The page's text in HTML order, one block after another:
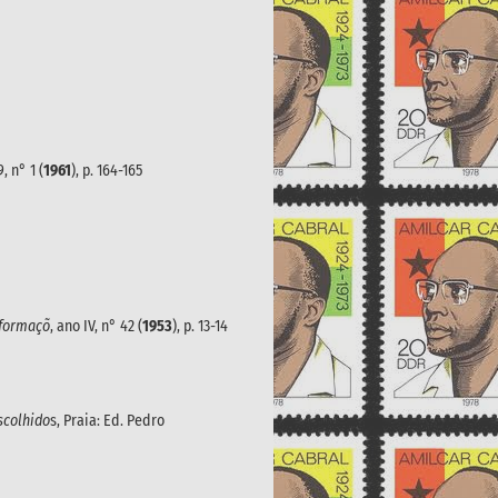
n° 1 (1961), p. 164-165
, ano IV, n° 42 (1953), p. 13-14
s, Praia: Ed. Pedro